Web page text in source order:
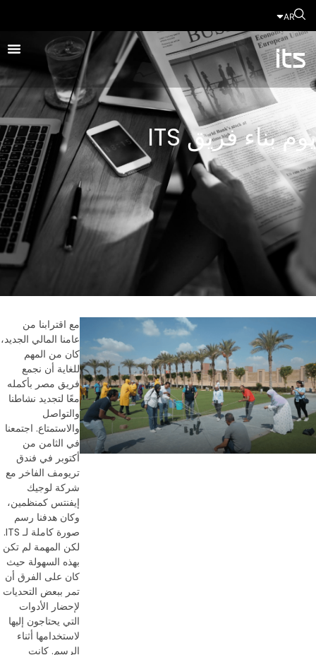
AR
يوم بناء فريق ITS
مع اقترابنا من
عامنا المالي الجديد،
كان من المهم
للغاية أن نجمع
فريق مصر بأكمله
معًا لتجديد نشاطنا
والتواصل
والاستمتاع. اجتمعنا
في الثامن من
أكتوبر في فندق
تريومف الفاخر مع
شركة لوجيك
إيفنتس كمنظمين،
وكان هدفنا رسم
صورة كاملة لـ ITS.
لكن المهمة لم تكن
بهذه السهولة حيث
كان على الفرق أن
تمر ببعض التحديات
لإحضار الأدوات
التي يحتاجون إليها
لاستخدامها أثناء
الرسم. كانت